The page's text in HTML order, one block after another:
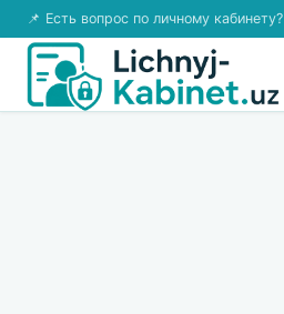
📌 Есть вопрос по личному кабинету?